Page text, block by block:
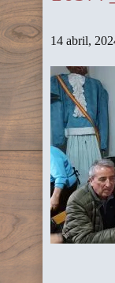
14 abril,